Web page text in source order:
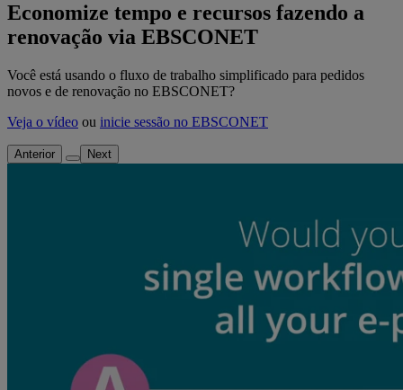
Economize tempo e recursos fazendo a
renovação via EBSCONET
Você está usando o fluxo de trabalho simplificado para pedidos
novos e de renovação no EBSCONET?
Veja o vídeo ou inicie sessão no EBSCONET
Anterior Next